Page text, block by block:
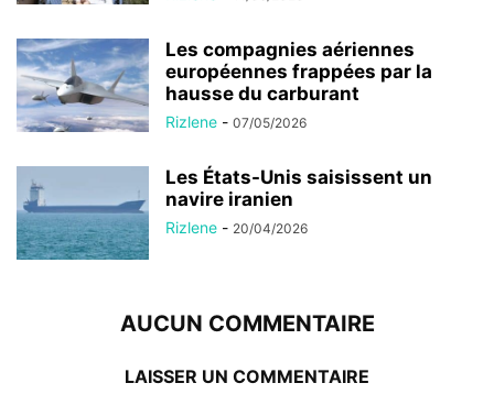
Les compagnies aériennes
européennes frappées par la
hausse du carburant
Rizlene - 07/05/2026
Les États-Unis saisissent un
navire iranien
Rizlene - 20/04/2026
AUCUN COMMENTAIRE
LAISSER UN COMMENTAIRE